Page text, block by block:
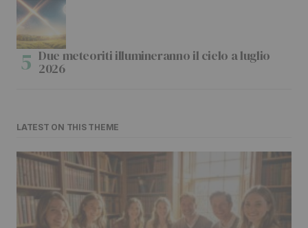
Due meteoriti illumineranno il cielo a luglio
2026
LATEST ON THIS THEME